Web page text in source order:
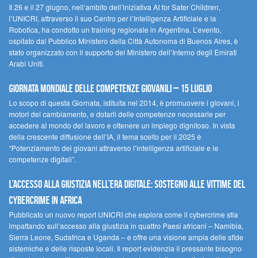
Il 26 e il 27 giugno, nell’ambito dell’iniziativa AI for Safer Children,
l’UNICRI, attraverso il suo Centro per l’Intelligenza Artificiale e la
Robotica, ha condotto un training regionale in Argentina. L’evento,
ospitato dal Pubblico Ministero della Città Autonoma di Buenos Aires, è
stato organizzato con il supporto del Ministero dell’Interno degli Emirati
Arabi Uniti.
Giornata Mondiale delle Competenze Giovanili – 15 luglio
Lo scopo di questa Giornata, istituita nel 2014, è promuovere i giovani, i
motori del cambiamento, e dotarli delle competenze necessarie per
accedere al mondo del lavoro e ottenere un impiego dignitoso. In vista
della crescente diffusione dell’IA, il tema scelto per il 2025 è
“Potenziamento dei giovani attraverso l’intelligenza artificiale e le
competenze digitali”.
L’accesso alla giustizia nell’era digitale: sostegno alle vittime del
cybercrime in Africa
Pubblicato un nuovo report UNICRI che esplora come il cybercrime stia
impattando sull’accesso alla giustizia in quattro Paesi africani – Namibia,
Sierra Leone, Sudafrica e Uganda – e offre una visione ampia delle sfide
sistemiche e delle risposte locali. Il report evidenzia il pressante bisogno